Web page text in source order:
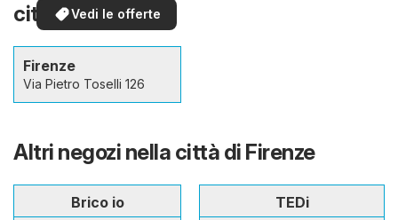
Vedi le offerte
città e dintorni
Firenze
Via Pietro Toselli 126
Altri negozi nella città di Firenze
Brico io
TEDi